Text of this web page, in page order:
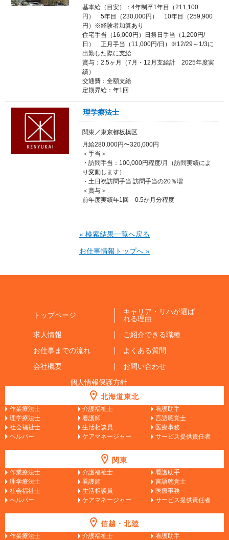
基本給（目安）：4年制卒1年目（211,100
円） 5年目（230,000円） 10年目（259,900
円）※経験者加算あり
住宅手当（16,000円）日祭日手当（1,200円/
日） 正月手当（11,000円/日）※12/29～1/3に
出勤した際に支給
賞与：2.5ヶ月（7月・12月支給計 2025年度実
績）
交通費：全額支給
定期昇給：年1回
理学療法士
関東／東京都板橋区
月給280,000円〜320,000円
＜手当＞
・訪問手当：100,000円程度/月（訪問実績によ
り変動します）
・土日祝訪問手当:訪問手当の20％増
＜賞与＞
前年度実績年1回 0.5か月分程度
« 検索結果一覧へ戻る
お仕事情報トップへ »
トップページ
キャリア・リハが選ば
れる理由
求人情報
ご紹介できる職種
お仕事までの流れ
よくある質問
会社概要
お問い合わせ
個人情報保護方針
北海道東北
作業療法士 介護福祉士
看護助手
理学療法士
看護師
言語聴覚士
社会福祉士
生活相談員
医療事務
ヘルパー
ケアマネージャー サービス提供責任者
関東
作業療法士 介護福祉士
看護助手
理学療法士
看護師
言語聴覚士
社会福祉士
生活相談員
医療事務
ヘルパー
ケアマネージャー サービス提供責任者
信越・北陸
作業療法士 介護福祉士
看護助手